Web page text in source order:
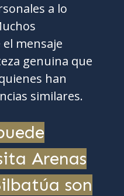
a lo
mensaje
genuina que
han
similares.
Arenas
son